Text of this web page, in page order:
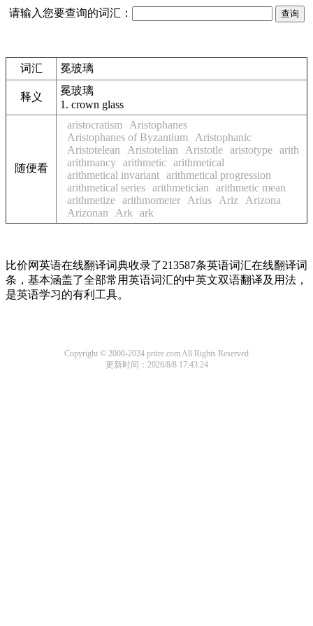
请输入您要查询的词汇：
词汇 冕玻璃
释义
冕玻璃
1. crown glass
随便看
aristocratism
Aristophanes
Aristophanes of Byzantium
Aristophanic
Aristotelean
Aristotelian Aristotle aristotype arith
arithmancy arithmetic arithmetical
arithmetical invariant arithmetical progression
arithmetical series arithmetician
arithmetic mean
arithmetize arithmometer Arius Ariz
Arizona
Arizonan
Ark ark
比价网英语在线翻译词典收录了213587条英语词汇在线翻译词
条，基本涵盖了全部常用英语词汇的中英文双语翻译及用法，
是英语学习的有利工具。
Copyright © 2000-2024 pritre.com All Rights Reserved
更新时间：2026/8/8 17:43:24